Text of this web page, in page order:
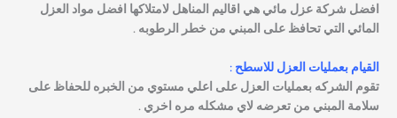
افضل شركة عزل مائي هي اقاليم المناهل لامتلاكها افضل مواد العزل
المائي التي تحافظ على المبني من خطر الرطوبه .
القيام بعمليات العزل للاسطح :
تقوم الشركه بعمليات العزل على اعلي مستوي من الخبره للحفاظ على
سلامة المبني من تعرضه لاي مشكله مره اخري .